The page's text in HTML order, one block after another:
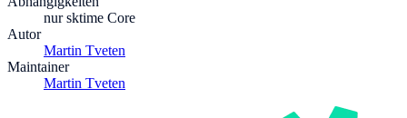
nur sktime Core
Autor
Martin Tveten
Maintainer
Martin Tveten